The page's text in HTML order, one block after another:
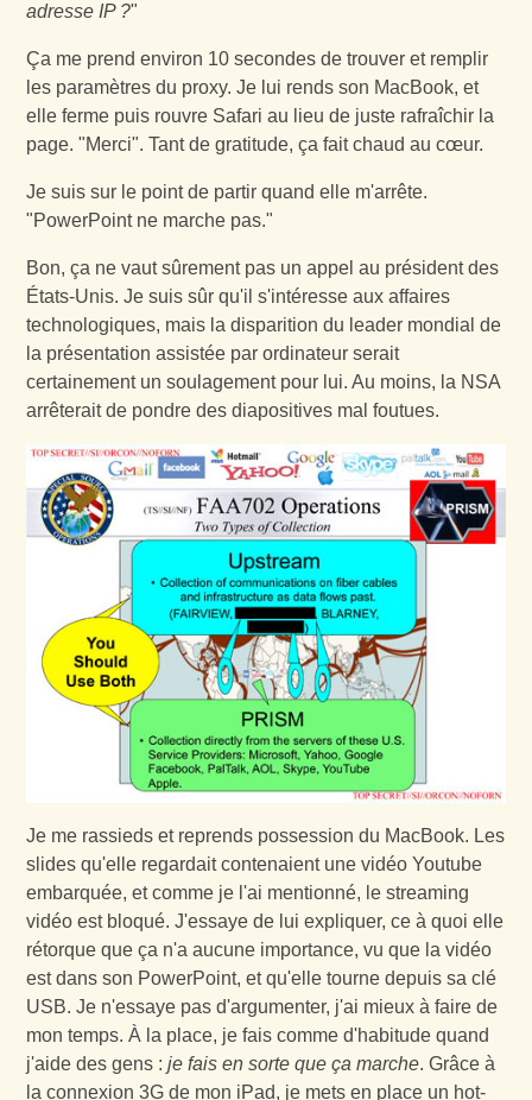
adresse IP ?"
Ça me prend environ 10 secondes de trouver et remplir
les paramètres du proxy. Je lui rends son MacBook, et
elle ferme puis rouvre Safari au lieu de juste rafraîchir la
page. "Merci". Tant de gratitude, ça fait chaud au cœur.
Je suis sur le point de partir quand elle m'arrête.
"PowerPoint ne marche pas."
Bon, ça ne vaut sûrement pas un appel au président des
États-Unis. Je suis sûr qu'il s'intéresse aux affaires
technologiques, mais la disparition du leader mondial de
la présentation assistée par ordinateur serait
certainement un soulagement pour lui. Au moins, la NSA
arrêterait de pondre des diapositives mal foutues.
Je me rassieds et reprends possession du MacBook. Les
slides qu'elle regardait contenaient une vidéo Youtube
embarquée, et comme je l'ai mentionné, le streaming
vidéo est bloqué. J'essaye de lui expliquer, ce à quoi elle
rétorque que ça n'a aucune importance, vu que la vidéo
est dans son PowerPoint, et qu'elle tourne depuis sa clé
USB. Je n'essaye pas d'argumenter, j'ai mieux à faire de
mon temps. À la place, je fais comme d'habitude quand
j'aide des gens :je fais en sorte que ça marche. Grâce à
la connexion 3G de mon iPad, je mets en place un hot-